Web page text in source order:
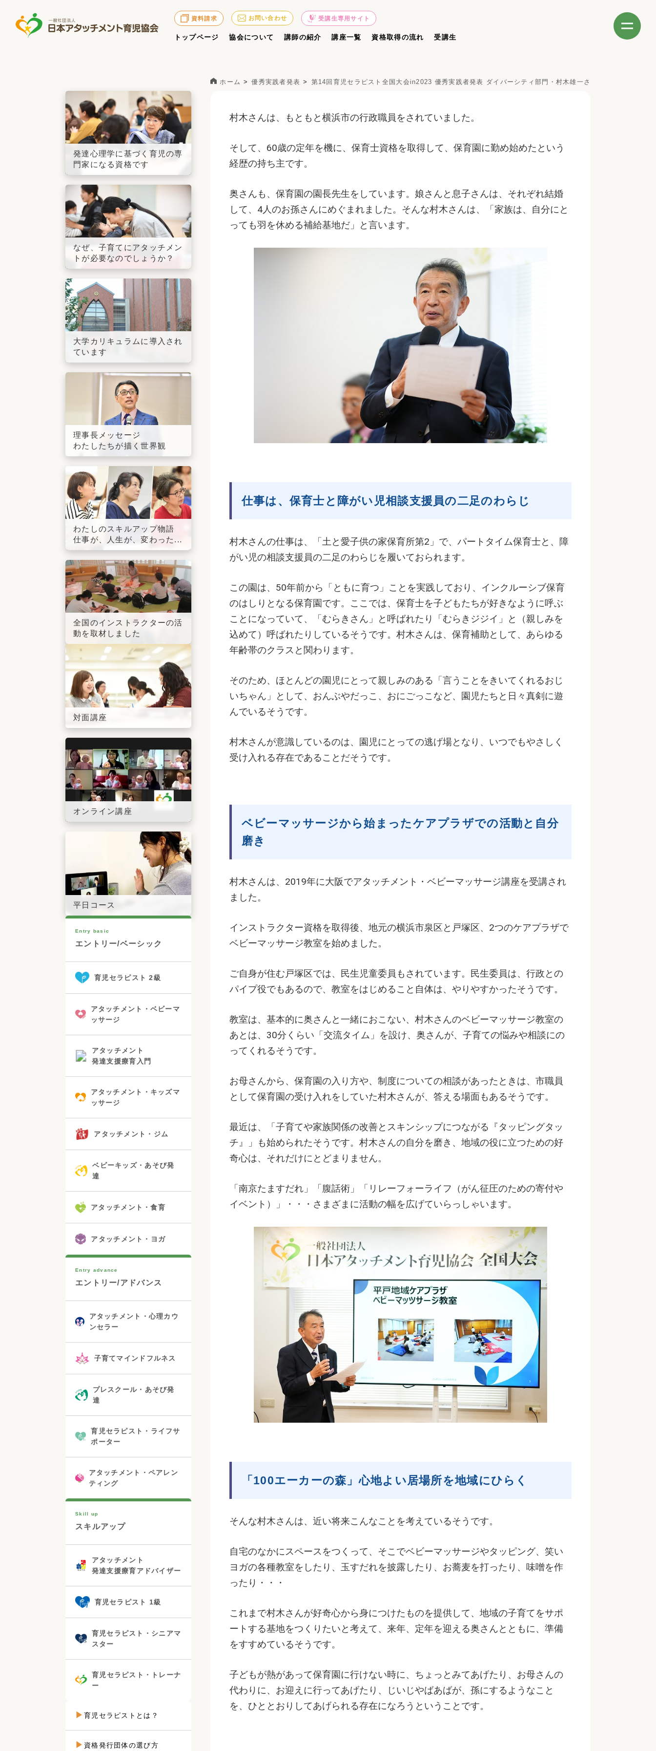
資料請求 お問い合わせ 受講生専用サイト
トップページ 協会について 講師の紹介 講座一覧 資格取得の流れ 受講生
ホーム 優秀実践者発表 第14回育児セラピスト全国大会in2023 優秀実践者発表 ダイバーシティ部門・村木雄一さん
村木さんは、もともと横浜市の行政職員をされていました。
そして、60歳の定年を機に、保育士資格を取得して、保育園に勤め始めたという
経歴の持ち主です。
奥さんも、保育園の園長先生をしています。娘さんと息子さんは、それぞれ結婚
して、4人のお孫さんにめぐまれました。そんな村木さんは、「家族は、自分にと
っても羽を休める補給基地だ」と言います。
仕事は、保育士と障がい児相談支援員の二足のわらじ
村木さんの仕事は、「土と愛子供の家保育所第2」で、パートタイム保育士と、障
がい児の相談支援員の二足のわらじを履いておられます。
この園は、50年前から「ともに育つ」ことを実践しており、インクルーシブ保育
のはしりとなる保育園です。ここでは、保育士を子どもたちが好きなように呼ぶ
ことになっていて、「むらきさん」と呼ばれたり「むらきジジイ」と（親しみを
込めて）呼ばれたりしているそうです。村木さんは、保育補助として、あらゆる
年齢帯のクラスと関わります。
そのため、ほとんどの園児にとって親しみのある「言うことをきいてくれるおじ
いちゃん」として、おんぶやだっこ、おにごっこなど、園児たちと日々真剣に遊
んでいるそうです。
村木さんが意識しているのは、園児にとっての逃げ場となり、いつでもやさしく
受け入れる存在であることだそうです。
ベビーマッサージから始まったケアプラザでの活動と自分
磨き
村木さんは、2019年に大阪でアタッチメント・ベビーマッサージ講座を受講され
ました。
インストラクター資格を取得後、地元の横浜市泉区と戸塚区、2つのケアプラザで
ベビーマッサージ教室を始めました。
ご自身が住む戸塚区では、民生児童委員もされています。民生委員は、行政との
パイプ役でもあるので、教室をはじめること自体は、やりやすかったそうです。
教室は、基本的に奥さんと一緒におこない、村木さんのベビーマッサージ教室の
あとは、30分くらい「交流タイム」を設け、奥さんが、子育ての悩みや相談にの
ってくれるそうです。
お母さんから、保育園の入り方や、制度についての相談があったときは、市職員
として保育園の受け入れをしていた村木さんが、答える場面もあるそうです。
最近は、「子育てや家族関係の改善とスキンシップにつながる『タッピングタッ
チ』」も始められたそうです。村木さんの自分を磨き、地域の役に立つための好
奇心は、それだけにとどまりません。
「南京たますだれ」「腹話術」「リレーフォーライフ（がん征圧のための寄付や
イベント）」・・・さまざまに活動の幅を広げていらっしゃいます。
「100エーカーの森」心地よい居場所を地域にひらく
そんな村木さんは、近い将来こんなことを考えているそうです。
自宅のなかにスペースをつくって、そこでベビーマッサージやタッピング、笑い
ヨガの各種教室をしたり、玉すだれを披露したり、お蕎麦を打ったり、味噌を作
ったり・・・
これまで村木さんが好奇心から身につけたものを提供して、地域の子育てをサポ
ートする基地をつくりたいと考えて、来年、定年を迎える奥さんとともに、準備
をすすめているそうです。
子どもが熱があって保育園に行けない時に、ちょっとみてあげたり、お母さんの
代わりに、お迎えに行ってあげたり、じいじやばあばが、孫にするようなこと
を、ひととおりしてあげられる存在になろうということです。
発達心理学に基づく育児の専
門家になる資格です
なぜ、子育てにアタッチメン
トが必要なのでしょうか？
大学カリキュラムに導入され
ています
理事長メッセージ
わたしたちが描く世界観
わたしのスキルアップ物語
仕事が、人生が、変わった...
全国のインストラクターの活
動を取材しました
対面講座
オンライン講座
平日コース
Entry basic
エントリー/ベーシック
育児セラピスト 2級
アタッチメント・ベビーマ
ッサージ
アタッチメント
発達支援療育入門
アタッチメント・キッズマ
ッサージ
アタッチメント・ジム
ベビーキッズ・あそび発
達
アタッチメント・食育
アタッチメント・ヨガ
Entry advance
エントリー/アドバンス
アタッチメント・心理カウ
ンセラー
子育てマインドフルネス
プレスクール・あそび発
達
育児セラピスト・ライフサ
ポーター
アタッチメント・ペアレン
ティング
Skill up
スキルアップ
アタッチメント
発達支援療育アドバイザー
育児セラピスト 1級
育児セラピスト・シニアマ
スター
育児セラピスト・トレーナ
ー
育児セラピストとは？
資格発行団体の選び方